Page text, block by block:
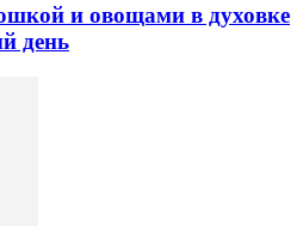
и овощами в духовке
день